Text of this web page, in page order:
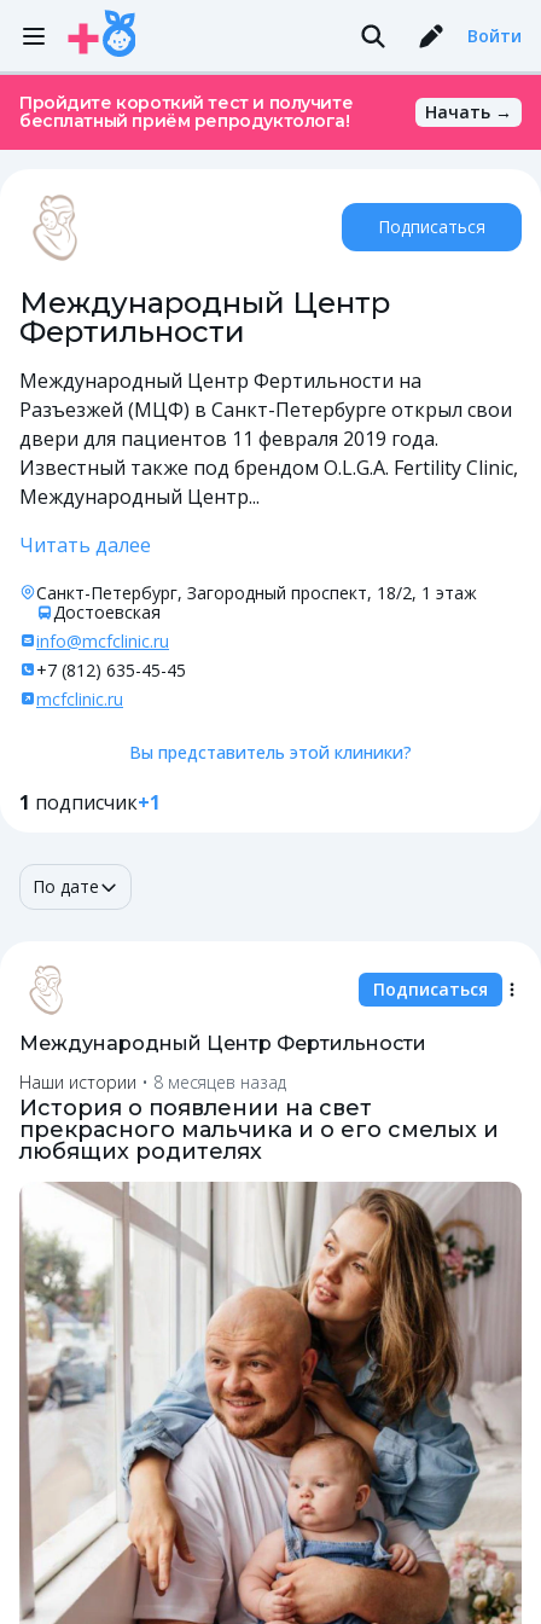
Войти
Пройдите короткий тест и получите
бесплатный приём репродуктолога!
Начать →
Международный Центр
Фертильности
Международный Центр Фертильности на
Разъезжей (МЦФ) в Санкт-Петербурге открыл свои
двери для пациентов 11 февраля 2019 года.
Известный также под брендом O.L.G.A. Fertility Сlinic,
Международный Центр...
Читать далее
Санкт-Петербург, Загородный проспект, 18/2, 1 этаж
Достоевская
info@mcfclinic.ru
+7 (812) 635-45-45
mcfclinic.ru
Вы представитель этой клиники?
1 подписчик+1
Подписаться
По дате
Международный Центр Фертильности
Подписаться
Наши истории • 8 месяцев назад
История о появлении на свет
прекрасного мальчика и о его смелых и
любящих родителях